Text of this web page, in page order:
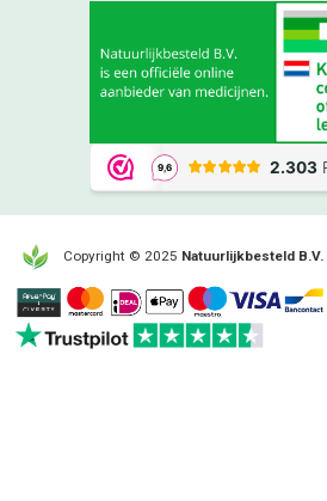
Copyright © 2025 Natuurlijkbesteld B.V.